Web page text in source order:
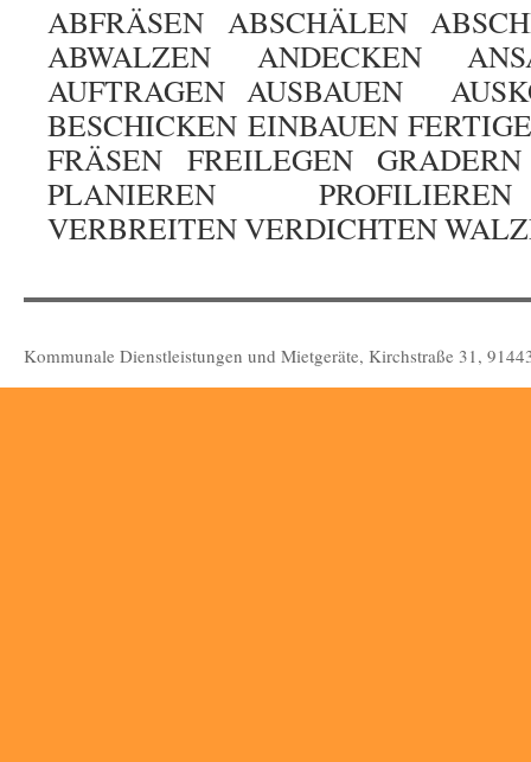
ABFRÄSEN ABSCHÄLEN
ABWALZEN ANDECKEN
AUFTRAGEN AUSBAUEN
BESCHICKEN EINBAUEN
FRÄSEN FREILEGEN
PLANIEREN
VERBREITEN VERDICHTEN
Kommunale Dienstleistungen und Mietgeräte, Kirchstraße 31,